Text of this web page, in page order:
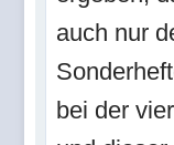
auch nur
bei der